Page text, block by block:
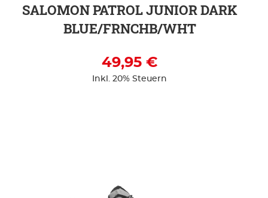
SALOMON PATROL JUNIOR DARK
BLUE/FRNCHB/WHT
49,95 €
Inkl. 20% Steuern